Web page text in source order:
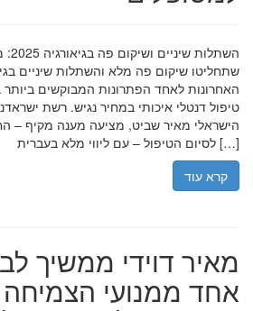
שתחליטו שיקום פה מלא והשתלות שיניים
האחרונות לאחד הפתרונות המבוקשים
טיפול דנטלי איכותי במחיר נגיש. רשת
הישראלי מאיר שביט, מציעה מענה מקיף –
לסיום הטיפול – עם ליווי מלא בעברית […]
קרא עוד
מאיר דוידי ממשיך
אחד ממנועי